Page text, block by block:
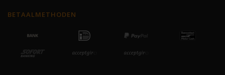
BETAALMETHODEN